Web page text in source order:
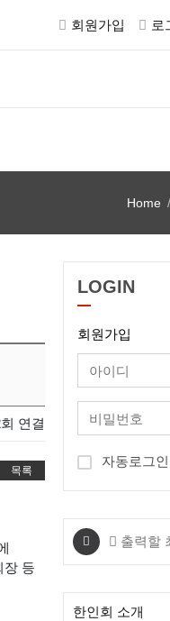
회원가입 로
Home
연결
목록
장 등
LOGIN
회원가입
자동로그인
출력할
한인회 소개